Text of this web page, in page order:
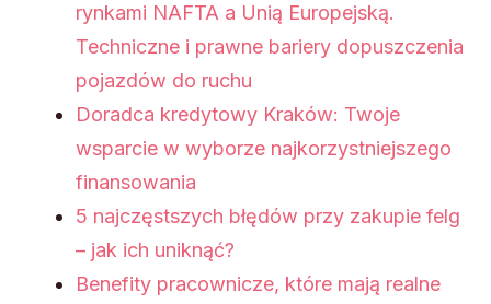
rynkami NAFTA a Unią Europejską.
Techniczne i prawne bariery dopuszczenia
pojazdów do ruchu
Doradca kredytowy Kraków: Twoje
wsparcie w wyborze najkorzystniejszego
finansowania
5 najczęstszych błędów przy zakupie felg
– jak ich uniknąć?
Benefity pracownicze, które mają realne